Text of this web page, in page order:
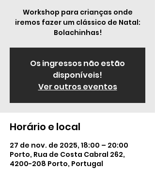
Workshop para crianças onde
iremos fazer um clássico de Natal:
Bolachinhas!
Os ingressos não estão
disponíveis!
Ver outros eventos
Horário e local
27 de nov. de 2025, 18:00 – 20:00
Porto, Rua de Costa Cabral 262,
4200-208 Porto, Portugal